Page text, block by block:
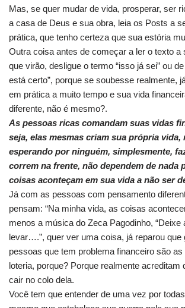
Mas, se quer mudar de vida, prosperar, ser
a casa de Deus e sua obra, leia os Posts a
prática, que tenho certeza que sua estória
Outra coisa antes de começar a ler o texto a
que virão, desligue o termo “isso já sei” ou
está certo”, porque se soubesse realmente,
em prática a muito tempo e sua vida
diferente, não é mesmo?.
As pessoas ricas comandam suas vidas
seja, elas mesmas criam sua própria vida,
esperando por ninguém, simplesmente,
correm na frente, não dependem de nada
coisas aconteçam em sua vida a não ser
Já com as pessoas com pensamento
pensam: “Na minha vida, as coisas
menos a música do Zeca Pagodinho, “Deixe
levar….”, quer ver uma coisa, já reparou que
pessoas que tem problema financeiro são
loteria, porque? Porque realmente acreditam
cair no colo dela.
Você tem que entender de uma vez por